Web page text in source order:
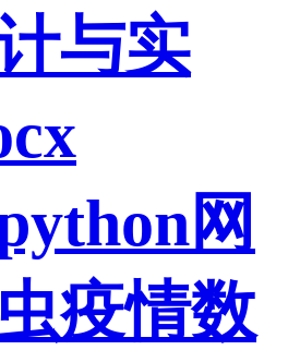
与实
网
疫情数